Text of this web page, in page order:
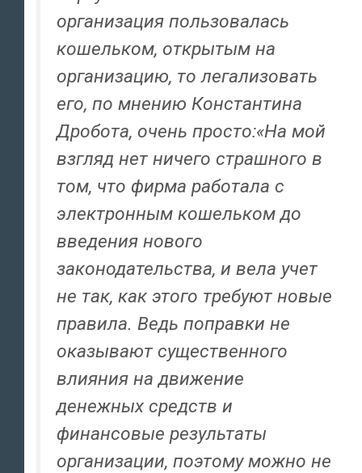
организация пользовалась
кошельком, открытым на
организацию, то легализовать
его, по мнению Константина
Дробота, очень просто:«На мой
взгляд нет ничего страшного в
том, что фирма работала с
электронным кошельком до
введения нового
законодательства, и вела учет
не так, как этого требуют новые
правила. Ведь поправки не
оказывают существенного
влияния на движение
денежных средств и
финансовые результаты
организации, поэтому можно не